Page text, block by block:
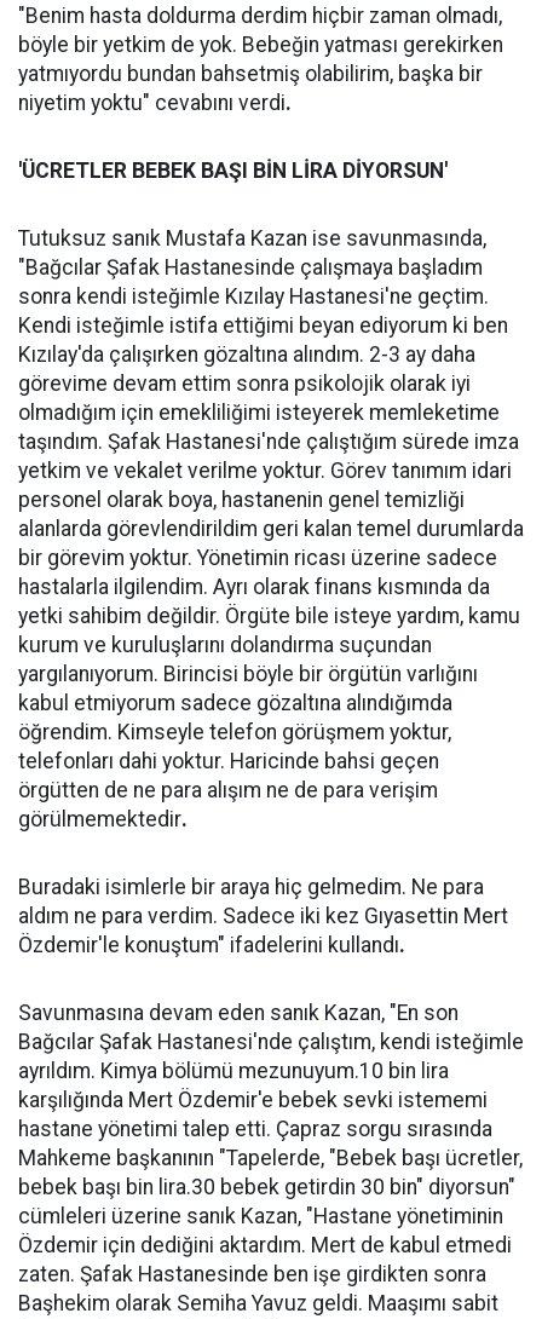
"Benim hasta doldurma derdim hiçbir zaman olmadı,
böyle bir yetkim de yok. Bebeğin yatması gerekirken
yatmıyordu bundan bahsetmiş olabilirim, başka bir
niyetim yoktu" cevabını verdi.
'ÜCRETLER BEBEK BAŞI BİN LİRA DİYORSUN'
Tutuksuz sanık Mustafa Kazan ise savunmasında,
"Bağcılar Şafak Hastanesinde çalışmaya başladım
sonra kendi isteğimle Kızılay Hastanesi'ne geçtim.
Kendi isteğimle istifa ettiğimi beyan ediyorum ki ben
Kızılay'da çalışırken gözaltına alındım. 2-3 ay daha
görevime devam ettim sonra psikolojik olarak iyi
olmadığım için emekliliğimi isteyerek memleketime
taşındım. Şafak Hastanesi'nde çalıştığım sürede imza
yetkim ve vekalet verilme yoktur. Görev tanımım idari
personel olarak boya, hastanenin genel temizliği
alanlarda görevlendirildim geri kalan temel durumlarda
bir görevim yoktur. Yönetimin ricası üzerine sadece
hastalarla ilgilendim. Ayrı olarak finans kısmında da
yetki sahibim değildir. Örgüte bile isteye yardım, kamu
kurum ve kuruluşlarını dolandırma suçundan
yargılanıyorum. Birincisi böyle bir örgütün varlığını
kabul etmiyorum sadece gözaltına alındığımda
öğrendim. Kimseyle telefon görüşmem yoktur,
telefonları dahi yoktur. Haricinde bahsi geçen
örgütten de ne para alışım ne de para verişim
görülmemektedir.
Buradaki isimlerle bir araya hiç gelmedim. Ne para
aldım ne para verdim. Sadece iki kez Gıyasettin Mert
Özdemir'le konuştum" ifadelerini kullandı.
Savunmasına devam eden sanık Kazan, "En son
Bağcılar Şafak Hastanesi'nde çalıştım, kendi isteğimle
ayrıldım. Kimya bölümü mezunuyum.10 bin lira
karşılığında Mert Özdemir'e bebek sevki istememi
hastane yönetimi talep etti. Çapraz sorgu sırasında
Mahkeme başkanının "Tapelerde, "Bebek başı ücretler,
bebek başı bin lira.30 bebek getirdin 30 bin" diyorsun"
cümleleri üzerine sanık Kazan, "Hastane yönetiminin
Özdemir için dediğini aktardım. Mert de kabul etmedi
zaten. Şafak Hastanesinde ben işe girdikten sonra
Başhekim olarak Semiha Yavuz geldi. Maaşımı sabit